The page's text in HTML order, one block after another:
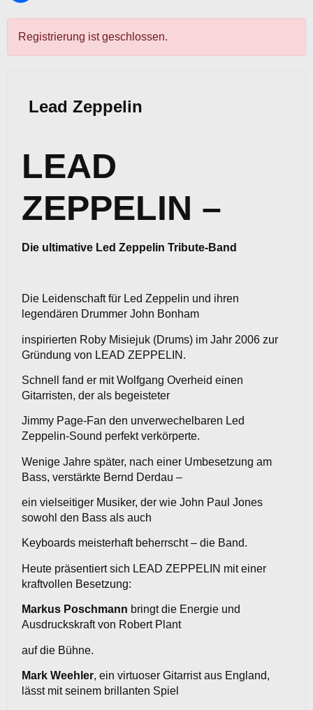
Registrierung ist geschlossen.
Lead Zeppelin
LEAD
ZEPPELIN –
Die ultimative Led Zeppelin Tribute-Band
Die Leidenschaft für Led Zeppelin und ihren
legendären Drummer John Bonham
inspirierten Roby Misiejuk (Drums) im Jahr 2006 zur
Gründung von LEAD ZEPPELIN.
Schnell fand er mit Wolfgang Overheid einen
Gitarristen, der als begeisteter
Jimmy Page-Fan den unverwechelbaren Led
Zeppelin-Sound perfekt verkörperte.
Wenige Jahre später, nach einer Umbesetzung am
Bass, verstärkte Bernd Derdau –
ein vielseitiger Musiker, der wie John Paul Jones
sowohl den Bass als auch
Keyboards meisterhaft beherrscht – die Band.
Heute präsentiert sich LEAD ZEPPELIN mit einer
kraftvollen Besetzung:
Markus Poschmann bringt die Energie und
Ausdruckskraft von Robert Plant
auf die Bühne.
Mark Weehler, ein virtuoser Gitarrist aus England,
lässt mit seinem brillanten Spiel